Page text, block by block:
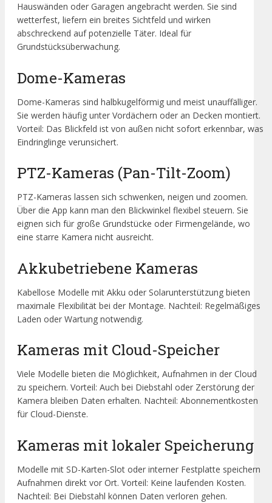
Hauswänden oder Garagen angebracht werden. Sie sind
wetterfest, liefern ein breites Sichtfeld und wirken
abschreckend auf potenzielle Täter. Ideal für
Grundstücksüberwachung.
Dome-Kameras
Dome-Kameras sind halbkugelförmig und meist unauffälliger.
Sie werden häufig unter Vordächern oder an Decken montiert.
Vorteil: Das Blickfeld ist von außen nicht sofort erkennbar, was
Eindringlinge verunsichert.
PTZ-Kameras (Pan-Tilt-Zoom)
PTZ-Kameras lassen sich schwenken, neigen und zoomen.
Über die App kann man den Blickwinkel flexibel steuern. Sie
eignen sich für große Grundstücke oder Firmengelände, wo
eine starre Kamera nicht ausreicht.
Akkubetriebene Kameras
Kabellose Modelle mit Akku oder Solarunterstützung bieten
maximale Flexibilität bei der Montage. Nachteil: Regelmäßiges
Laden oder Wartung notwendig.
Kameras mit Cloud-Speicher
Viele Modelle bieten die Möglichkeit, Aufnahmen in der Cloud
zu speichern. Vorteil: Auch bei Diebstahl oder Zerstörung der
Kamera bleiben Daten erhalten. Nachteil: Abonnementkosten
für Cloud-Dienste.
Kameras mit lokaler Speicherung
Modelle mit SD-Karten-Slot oder interner Festplatte speichern
Aufnahmen direkt vor Ort. Vorteil: Keine laufenden Kosten.
Nachteil: Bei Diebstahl können Daten verloren gehen.